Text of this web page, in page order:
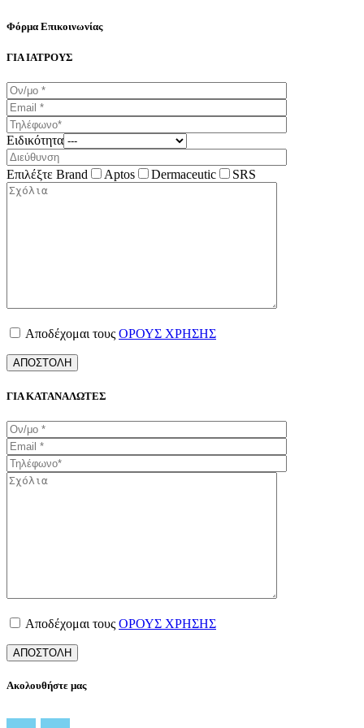
Φόρμα Επικοινωνίας
ΓΙΑ ΙΑΤΡΟΥΣ
Ειδικότητα
Επιλέξτε Brand Aptos Dermaceutic SRS
Αποδέχομαι τους ΟΡΟΥΣ ΧΡΗΣΗΣ
ΓΙΑ ΚΑΤΑΝΑΛΩΤΕΣ
Αποδέχομαι τους ΟΡΟΥΣ ΧΡΗΣΗΣ
Ακολουθήστε μας